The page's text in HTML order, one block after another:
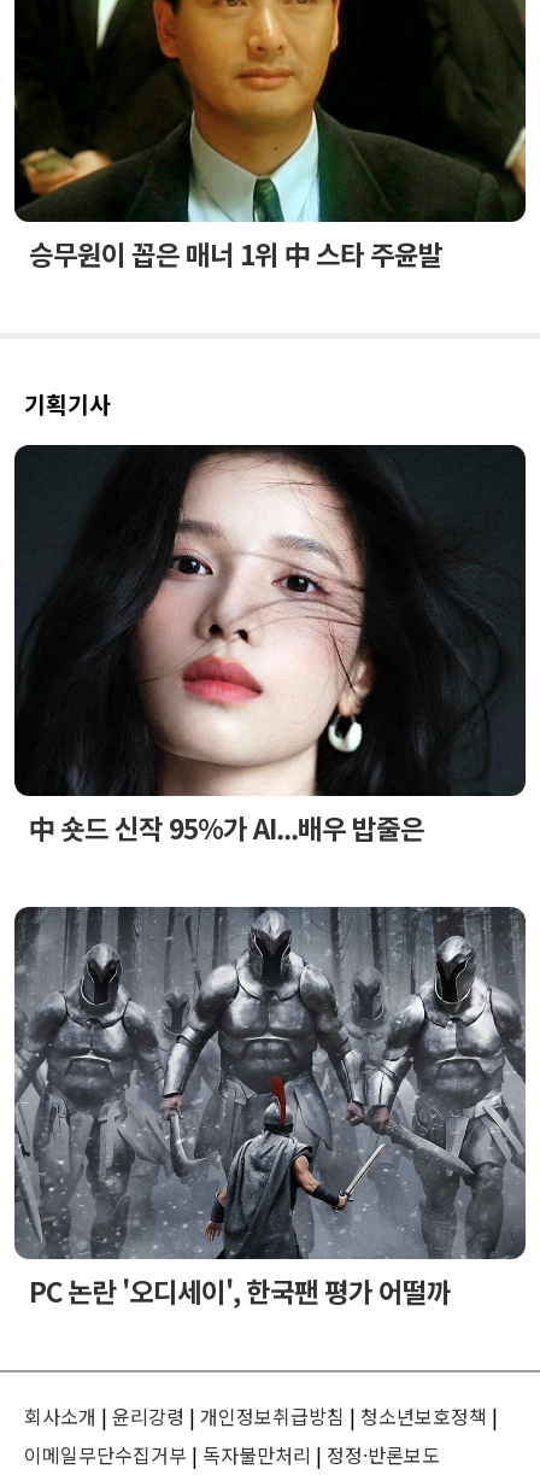
승무원이 꼽은 매너 1위 中 스타 주윤발
기획기사
中 숏드 신작 95%가 AI...배우 밥줄은
PC 논란 '오디세이', 한국팬 평가 어떨까
회사소개 | 윤리강령 | 개인정보취급방침 | 청소년보호정책 |
이메일무단수집거부 | 독자불만처리 | 정정·반론보도